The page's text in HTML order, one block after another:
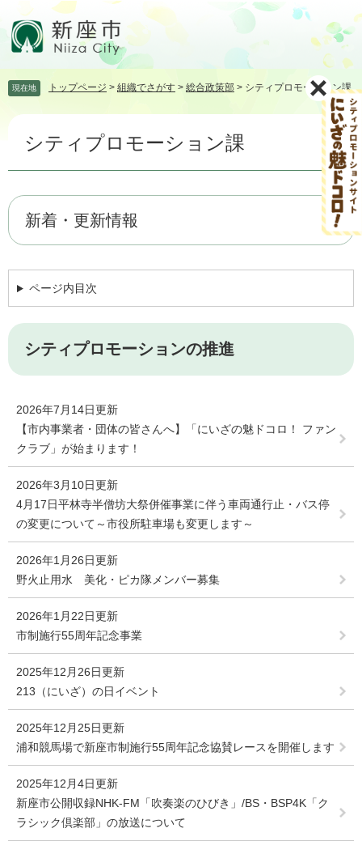
頭飛 現在地 トップページ > 組織でさがす > 総合政策部 > シティプロモーション課
本
シティプロモーション課
新着・更新情報
ページ内目次
シティプロモーションの推進
2026年7月14日更新
【市内事業者・団体の皆さんへ】「にいざの魅ドコロ！ ファン
クラブ」が始まります！
2026年3月10日更新
4月17日平林寺半僧坊大祭併催事業に伴う車両通行止・バス停
の変更について～市役所駐車場も変更します～
2026年1月26日更新
野火止用水 美化・ピカ隊メンバー募集
2026年1月22日更新
市制施行55周年記念事業
2025年12月26日更新
213（にいざ）の日イベント
2025年12月25日更新
浦和競馬場で新座市制施行55周年記念協賛レースを開催します
2025年12月4日更新
新座市公開収録NHK-FM「吹奏楽のひびき」/BS・BSP4K「ク
ラシック倶楽部」の放送について